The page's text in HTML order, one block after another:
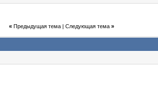
« Предыдущая тема| Следующая тема »